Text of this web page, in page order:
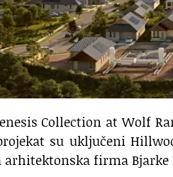
Collection at Wolf
su uključeni
firma Bjarke